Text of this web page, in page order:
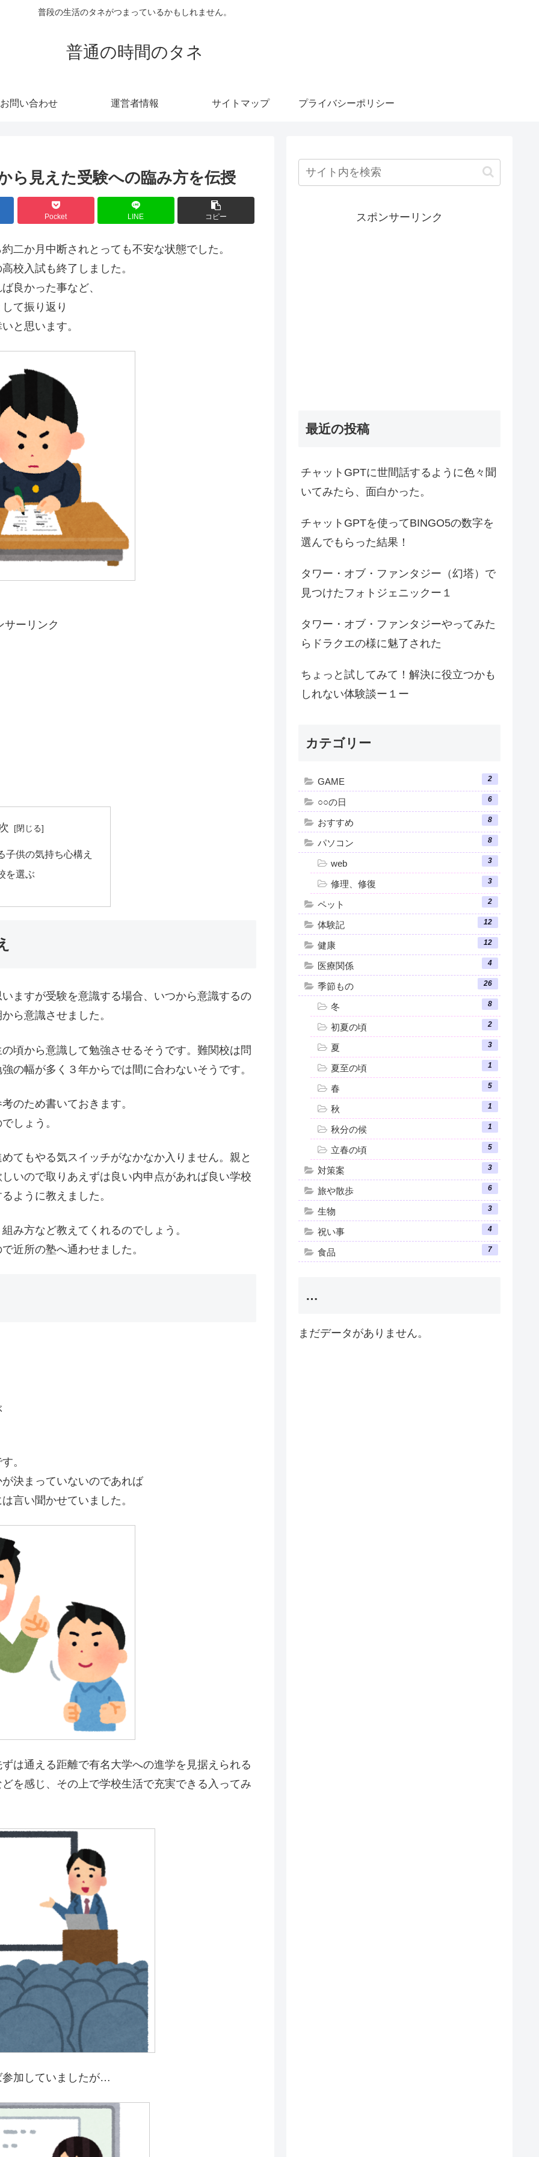
普段の生活のタネがつまっているかもしれません。
普通の時間のタネ
お問い合わせ 運営者情報 サイトマップ プライバシーポリシー
ら見えた受験への臨み方を伝授
Pocket LINE コピー
二か月中断されとっても不安な状態でした。
校入試も終了しました。
良かった事など、
て振り返り
と思います。
サーリンク
子供の気持ち心構え
を選ぶ
ますが受験を意識する場合、いつから意識するの
ら意識させました。
頃から意識して勉強させるそうです。難関校は問
の幅が多く３年からでは間に合わないそうです。
のため書いておきます。
しょう。
てもやる気スイッチがなかなか入りません。親と
いので取りあえずは良い内申点があれば良い学校
ように教えました。
み方など教えてくれるのでしょう。
近所の塾へ通わせました。
。
決まっていないのであれば
言い聞かせていました。
は通える距離で有名大学への進学を見据えられる
を感じ、その上で学校生活で充実できる入ってみ
参加していましたが…
スポンサーリンク
最近の投稿
チャットGPTに世間話するように色々聞
いてみたら、面白かった。
チャットGPTを使ってBINGO5の数字を
選んでもらった結果！
タワー・オブ・ファンタジー（幻塔）で
見つけたフォトジェニックー１
タワー・オブ・ファンタジーやってみた
らドラクエの様に魅了された
ちょっと試してみて！解決に役立つかも
しれない体験談ー１ー
カテゴリー
GAME 2
○○の日 6
おすすめ 8
パソコン 8
web 3
修理、修復 3
ペット 2
体験記 12
健康 12
医療関係 4
季節もの 26
冬 8
初夏の頃 2
夏 3
夏至の頃 1
春 5
秋 1
秋分の候 1
立春の頃 5
対策案 3
旅や散歩 6
生物 3
祝い事 4
食品 7
…
まだデータがありません。